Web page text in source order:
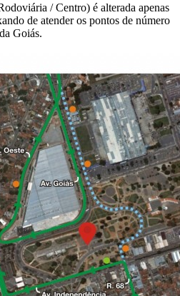
/ Centro) é alterada apenas
de atender os pontos de número
Goiás.